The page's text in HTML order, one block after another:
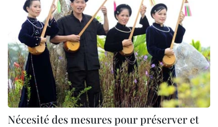
Nécesité des mesures pour préserver et